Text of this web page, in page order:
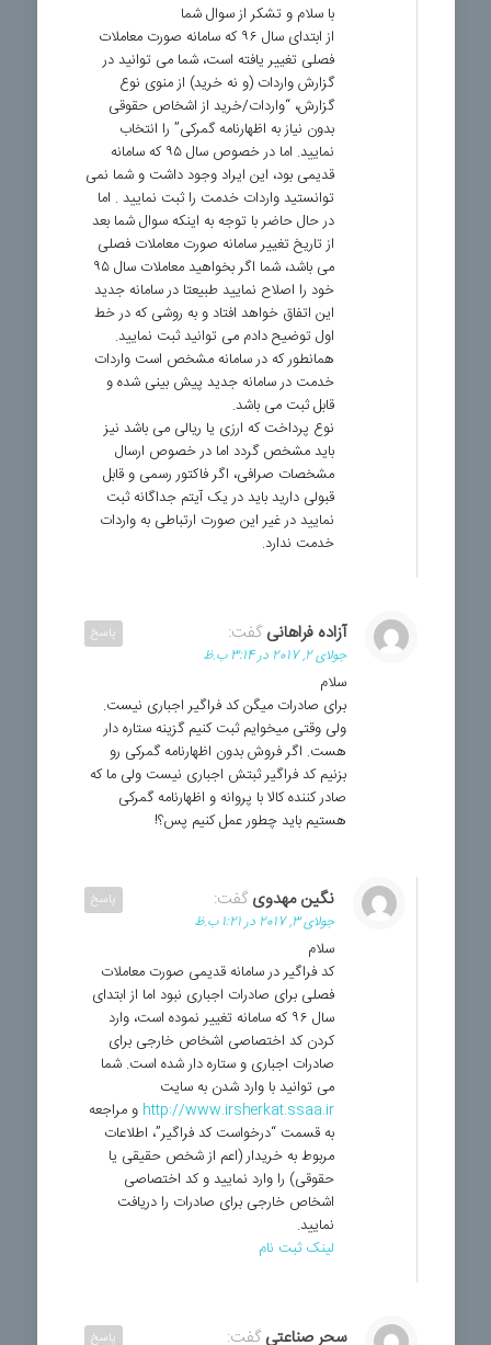
با سلام و تشکر از سوال شما
از ابتدای سال ۹۶ که سامانه صورت معاملات
فصلی تغییر یافته است، شما می توانید در
گزارش واردات (و نه خرید) از منوی نوع
گزارش، “واردات/خرید از اشخاص حقوقی
بدون نیاز به اظهارنامه گمرکی” را انتخاب
نمایید. اما در خصوص سال ۹۵ که سامانه
قدیمی بود، این ایراد وجود داشت و شما نمی
توانستید واردات خدمت را ثبت نمایید . اما
در حال حاضر با توجه به اینکه سوال شما بعد
از تاریخ تغییر سامانه صورت معاملات فصلی
می باشد، شما اگر بخواهید معاملات سال ۹۵
خود را اصلاح نمایید طبیعتا در سامانه جدید
این اتفاق خواهد افتاد و به روشی که در خط
اول توضیح دادم می توانید ثبت نمایید.
همانطور که در سامانه مشخص است واردات
خدمت در سامانه جدید پیش بینی شده و
قابل ثبت می باشد.
نوع پرداخت که ارزی یا ریالی می باشد نیز
باید مشخص گردد اما در خصوص ارسال
مشخصات صرافی، اگر فاکتور رسمی و قابل
قبولی دارید باید در یک آیتم جداگانه ثبت
نمایید در غیر این صورت ارتباطی به واردات
خدمت ندارد.
آزاده فراهانی گفت:
جولای 2, 2017 در 3:14 ب.ظ
سلام
برای صادرات میگن کد فراگیر اجباری نیست.
ولی وقتی میخوایم ثبت کنیم گزینه ستاره دار
هست. اگر فروش بدون اظهارنامه گمرکی رو
بزنیم کد فراگیر ثبتش اجباری نیست ولی ما که
صادر کننده کالا با پروانه و اظهارنامه گمرکی
هستیم باید چطور عمل کنیم پس؟!
پاسخ
نگین مهدوی گفت:
جولای 3, 2017 در 1:21 ب.ظ
سلام
کد فراگیر در سامانه قدیمی صورت معاملات
فصلی برای صادرات اجباری نبود اما از ابتدای
سال ۹۶ که سامانه تغییر نموده است، وارد
کردن کد اختصاصی اشخاص خارجی برای
صادرات اجباری و ستاره دار شده است. شما
می توانید با وارد شدن به سایت
http://www.irsherkat.ssaa.ir و مراجعه
به قسمت “درخواست کد فراگیر”، اطلاعات
مربوط به خریدار (اعم از شخص حقیقی یا
حقوقی) را وارد نمایید و کد اختصاصی
اشخاص خارجی برای صادرات را دریافت
نمایید.
لینک ثبت نام
پاسخ
سحر صناعتی گفت: پاسخ